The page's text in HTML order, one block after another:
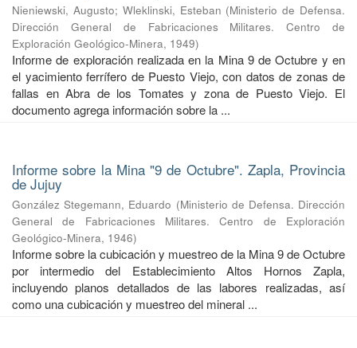
Nieniewski, Augusto; Wleklinski, Esteban (Ministerio de Defensa.
Dirección General de Fabricaciones Militares. Centro de
Exploración Geológico-Minera, 1949)
Informe de exploración realizada en la Mina 9 de Octubre y en
el yacimiento ferrífero de Puesto Viejo, con datos de zonas de
fallas en Abra de los Tomates y zona de Puesto Viejo. El
documento agrega información sobre la ...
Informe sobre la Mina "9 de Octubre". Zapla, Provincia
de Jujuy
González Stegemann, Eduardo (Ministerio de Defensa. Dirección
General de Fabricaciones Militares. Centro de Exploración
Geológico-Minera, 1946)
Informe sobre la cubicación y muestreo de la Mina 9 de Octubre
por intermedio del Establecimiento Altos Hornos Zapla,
incluyendo planos detallados de las labores realizadas, así
como una cubicación y muestreo del mineral ...